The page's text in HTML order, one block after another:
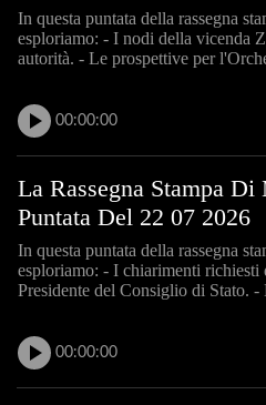
In questa puntata della rassegna
esploriamo: - I nodi della vicenda
autorità. - Le prospettive per
00:00:00
La Rassegna Stampa
Puntata Del 22 07 2026
In questa puntata della rassegna
esploriamo: - I chiarimenti richiesti
Presidente del Consiglio di Stato.
00:00:00